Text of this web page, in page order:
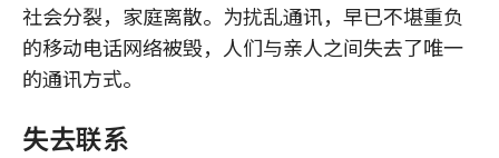
社会分裂，家庭离散。为扰乱通讯，早已不堪重负
的移动电话网络被毁，人们与亲人之间失去了唯一
的通讯方式。
失去联系